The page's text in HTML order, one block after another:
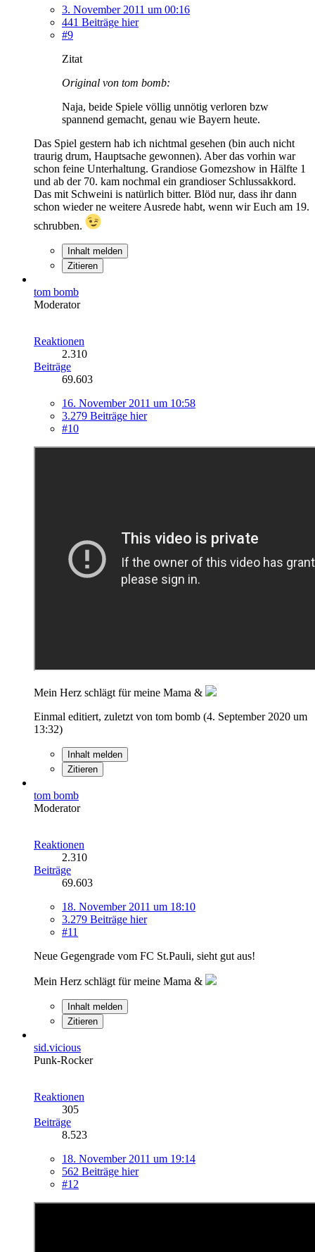
3. November 2011 um 00:16
441 Beiträge hier
#9
Zitat
Original von tom bomb:
Naja, beide Spiele völlig unnötig verloren bzw
spannend gemacht, genau wie Bayern heute.
Das Spiel gestern hab ich nichtmal gesehen (bin auch nicht
traurig drum, Hauptsache gewonnen). Aber das vorhin war
schon feine Unterhaltung. Grandiose Gomezshow in Hälfte 1
und ab der 70. kam nochmal ein grandioser Schlussakkord.
Das mit Schweini is natürlich bitter. Blöd nur, dass ihr dann
schon wieder ne weitere Ausrede habt, wenn wir Euch am 19.
schrubben.
Inhalt melden
Zitieren
tom bomb
Moderator
Reaktionen
2.310
Beiträge
69.603
16. November 2011 um 10:58
3.279 Beiträge hier
#10
Mein Herz schlägt für meine Mama &
Einmal editiert, zuletzt von tom bomb (4. September 2020 um
13:32)
Inhalt melden
Zitieren
tom bomb
Moderator
Reaktionen
2.310
Beiträge
69.603
18. November 2011 um 18:10
3.279 Beiträge hier
#11
Neue Gegengrade vom FC St.Pauli, sieht gut aus!
Mein Herz schlägt für meine Mama &
Inhalt melden
Zitieren
sid.vicious
Punk-Rocker
Reaktionen
305
Beiträge
8.523
18. November 2011 um 19:14
562 Beiträge hier
#12